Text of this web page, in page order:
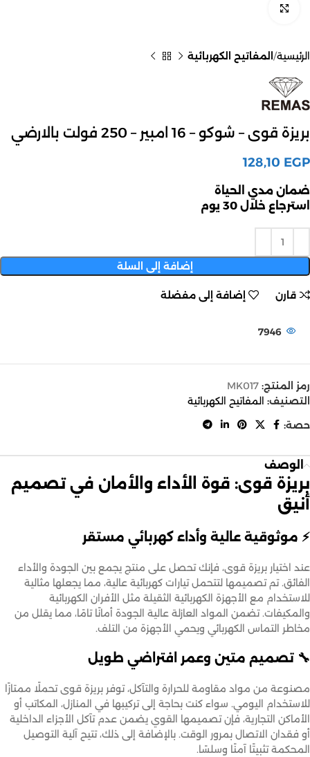
الرئيسية المفاتيح الكهربائية
بريزة قوى – شوكو – 16 امبير – 250 فولت بالارضي
128,10 EGP
ضمان مدي الحياة
استرجاع خلال 30 يوم
إضافة إلى السلة
قارن إضافة إلى مفضلة
7946
رمز المنتج: MK017
التصنيف: المفاتيح الكهربائية
حصة:
الوصف
بريزة قوى: قوة الأداء والأمان في تصميم
أنيق
⚡ موثوقية عالية وأداء كهربائي مستقر
عند اختيار بريزة قوى، فإنك تحصل على منتج يجمع بين الجودة والأداء
الفائق. تم تصميمها لتتحمل تيارات كهربائية عالية، مما يجعلها مثالية
للاستخدام مع الأجهزة الكهربائية الثقيلة مثل الأفران الكهربائية
والمكيفات. تضمن المواد العازلة عالية الجودة أمانًا تامًا، مما يقلل من
مخاطر التماس الكهربائي ويحمي الأجهزة من التلف.
🔧 تصميم متين وعمر افتراضي طويل
مصنوعة من مواد مقاومة للحرارة والتآكل، توفر بريزة قوى تحملًا ممتازًا
للاستخدام اليومي. سواء كنت بحاجة إلى تركيبها في المنازل، المكاتب أو
الأماكن التجارية، فإن تصميمها القوي يضمن عدم تآكل الأجزاء الداخلية
أو فقدان الاتصال بمرور الوقت. بالإضافة إلى ذلك، تتيح آلية التوصيل
المحكمة تثبيتًا آمنًا وسلسًا.